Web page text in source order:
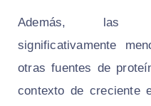
Además, las
significativamente
otras fuentes de
contexto de creciente